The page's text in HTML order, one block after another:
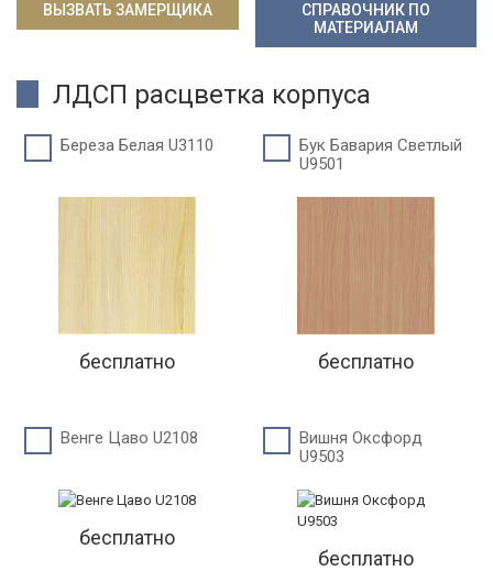
ВЫЗВАТЬ ЗАМЕРЩИКА
СПРАВОЧНИК ПО
МАТЕРИАЛАМ
ЛДСП расцветка корпуса
Береза Белая U3110
бесплатно
Бук Бавария Светлый
U9501
бесплатно
Венге Цаво U2108
бесплатно
Вишня Оксфорд
U9503
бесплатно